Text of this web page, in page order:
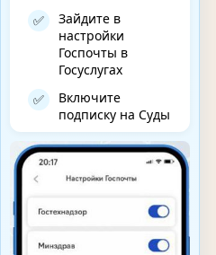
✅
Зайдите в
настройки
Госпочты в
Госуслугах
✅
Включите
подписку на Суды